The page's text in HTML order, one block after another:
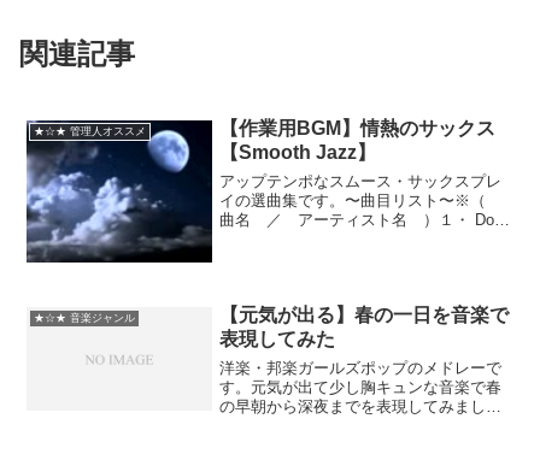
関連記事
★☆★ 管理人オススメ
【作業用BGM】情熱のサックス
【Smooth Jazz】
アップテンポなスムース・サックスプレ
イの選曲集です。〜曲目リスト〜※（
曲名 ／ アーティスト名 ）１・ Don't
★☆★ 音楽ジャンル
【元気が出る】春の一日を音楽で
表現してみた
洋楽・邦楽ガールズポップのメドレーで
す。元気が出て少し胸キュンな音楽で春
の早朝から深夜までを表現してみまし